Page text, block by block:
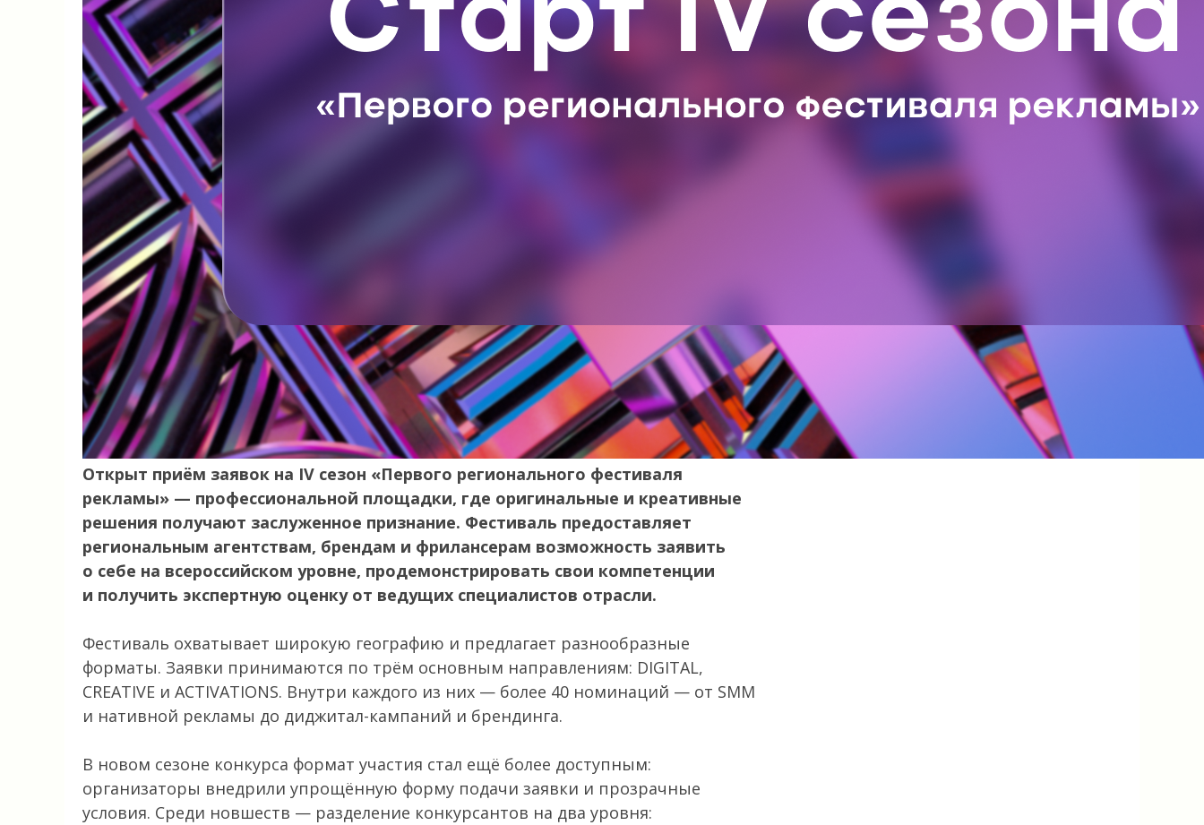
Открыт приём заявок на IV сезон «Первого регионального фестиваля
рекламы» — профессиональной площадки, где оригинальные и креативные
решения получают заслуженное признание. Фестиваль предоставляет
региональным агентствам, брендам и фрилансерам возможность заявить
о себе на всероссийском уровне, продемонстрировать свои компетенции
и получить экспертную оценку от ведущих специалистов отрасли.
Фестиваль охватывает широкую географию и предлагает разнообразные
форматы. Заявки принимаются по трём основным направлениям: DIGITAL,
CREATIVE и ACTIVATIONS. Внутри каждого из них — более 40 номинаций — от SMM
и нативной рекламы до диджитал-кампаний и брендинга.
В новом сезоне конкурса формат участия стал ещё более доступным:
организаторы внедрили упрощённую форму подачи заявки и прозрачные
условия. Среди новшеств — разделение конкурсантов на два уровня: